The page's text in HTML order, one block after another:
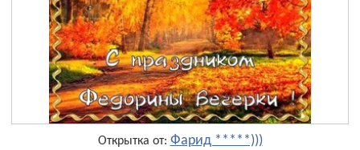
Открытка от: Фарид *****)))